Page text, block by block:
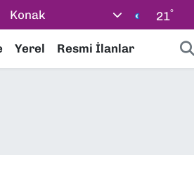
Konak 21°
Yerel Resmi İlanlar